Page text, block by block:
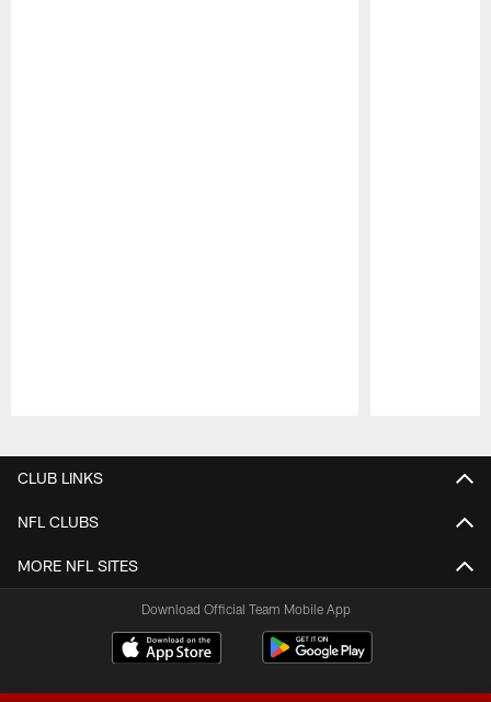
CLUB LINKS
NFL CLUBS
MORE NFL SITES
Download Official Team Mobile App